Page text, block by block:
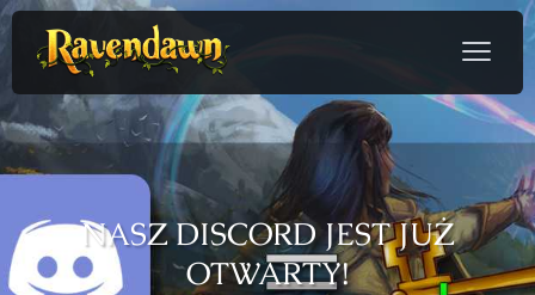
NASZ DISCORD JEST JUŻ
OTWARTY!